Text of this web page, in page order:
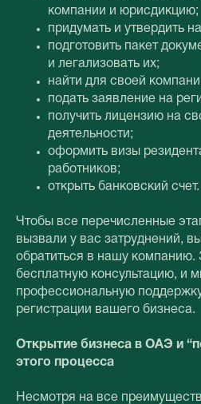
компании и юрисдикцию;
придумать и утвердить
подготовить пакет
и легализовать их;
найти для своей
подать заявление на
получить лицензию на
деятельности;
оформить визы
работников;
открыть банковский счет.
Чтобы все перечисленные
вызвали у вас затруднений,
обратиться в нашу компанию.
бесплатную консультацию, и
профессиональную
регистрации вашего бизнеса.
Открытие бизнеса в ОАЭ и
этого процесса
Несмотря на все